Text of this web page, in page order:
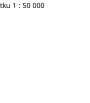
1 : 50 000